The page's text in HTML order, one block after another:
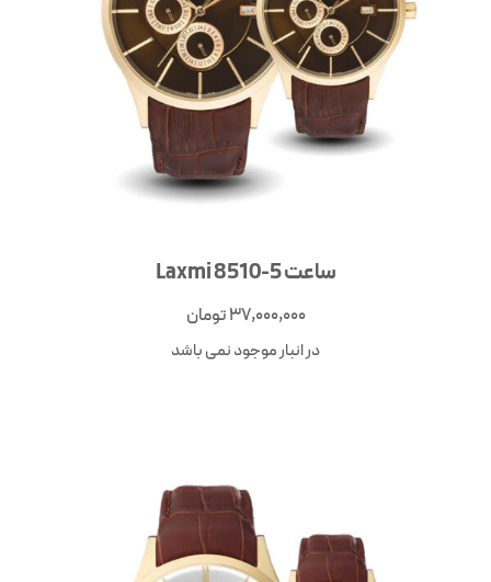
ساعت Laxmi 8510-5
37,000,000تومان
در انبار موجود نمی باشد